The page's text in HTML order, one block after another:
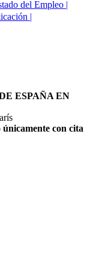
del Empleo |
|
ESPAÑA EN
con cita